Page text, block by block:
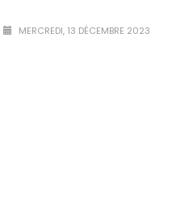
MERCREDI, 13 DÉCEMBRE 2023